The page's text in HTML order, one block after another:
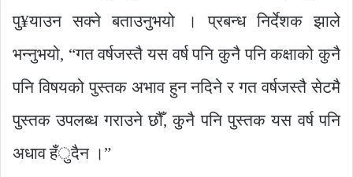
पु¥याउन सक्ने बताउनुभयो । प्रबन्ध निर्देशक झाले
भन्नुभयो, “गत वर्षजस्तै यस वर्ष पनि कुनै पनि कक्षाको कुनै
पनि विषयको पुस्तक अभाव हुन नदिने र गत वर्षजस्तै सेटमै
पुस्तक उपलब्ध गराउने छौँ, कुनै पनि पुस्तक यस वर्ष पनि
अधाव हँुदैन ।”